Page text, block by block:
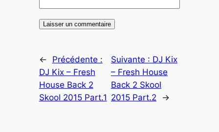
←
Précédente :
DJ Kix – Fresh
House Back 2
Skool 2015 Part.1
Suivante : DJ Kix
– Fresh House
Back 2 Skool
2015 Part.2
→